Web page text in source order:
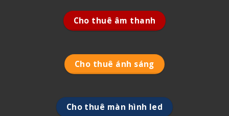
Cho thuê âm thanh
Cho thuê ánh sáng
Cho thuê màn hình led